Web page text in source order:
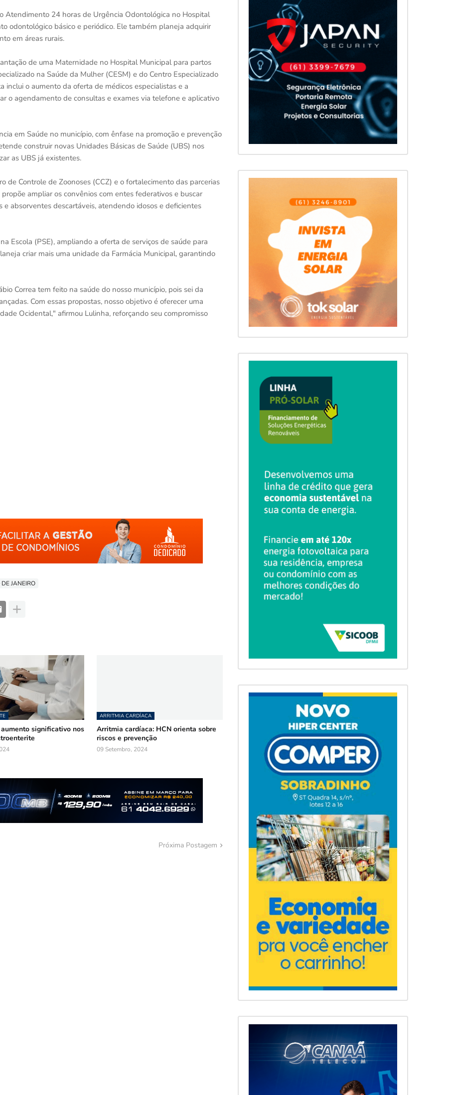
Atendimento 24 horas de Urgência Odontológica no Hospital
odontológico básico e periódico. Ele também planeja adquirir
em áreas rurais.
de uma Maternidade no Hospital Municipal para partos
na Saúde da Mulher (CESM) e do Centro Especializado
inclui o aumento da oferta de médicos especialistas e a
o agendamento de consultas e exames via telefone e aplicativo
em Saúde no município, com ênfase na promoção e prevenção
construir novas Unidades Básicas de Saúde (UBS) nos
as UBS já existentes.
de Controle de Zoonoses (CCZ) e o fortalecimento das parcerias
ampliar os convênios com entes federativos e buscar
absorventes descartáveis, atendendo idosos e deficientes
Escola (PSE), ampliando a oferta de serviços de saúde para
criar mais uma unidade da Farmácia Municipal, garantindo
Correa tem feito na saúde do nosso município, pois sei da
Com essas propostas, nosso objetivo é oferecer uma
Ocidental," afirmou Lulinha, reforçando seu compromisso
JANEIRO
significativo nos
ARRITMIA CARDÍACA
Arritmia cardíaca: HCN orienta sobre
riscos e prevenção
09 Setembro, 2024
Próxima Postagem